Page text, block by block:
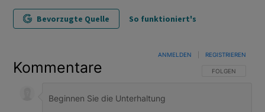
Bevorzugte Quelle So funktioniert's
Kommentare FOLGE DIESER
FOLGEN
ANMELDEN REGISTRIEREN